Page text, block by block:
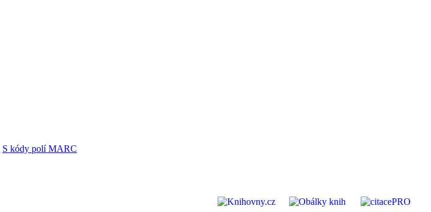
S kódy polí MARC